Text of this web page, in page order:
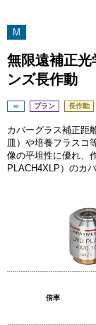
M
無限遠補正
ンズ長作動
∞ プラン 長作動
カバーグラス補正距
皿）や培養フラスコ
像の平坦性に優れ、
PLACH4XLP）のカ
倍率